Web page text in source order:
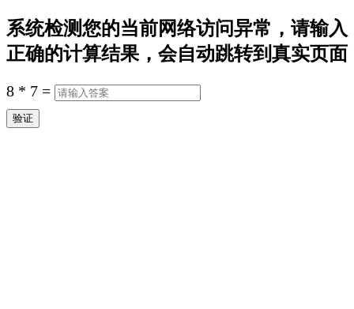
系统检测您的当前网络访问异常，请输入
正确的计算结果，会自动跳转到真实页面
8 * 7 =